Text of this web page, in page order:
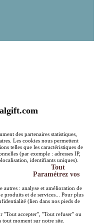
des partenaires statistiques,
Les cookies nous permettent
telles que les caractéristiques de
(par exemple : adresses IP,
identifiants uniques).
Tout
Paramétrez vos
autres : analyse et amélioration de
produits et de services... Pour plus
(lien dans nos pieds de
"Tout accepter", "Tout refuser" ou
moment sur notre site.